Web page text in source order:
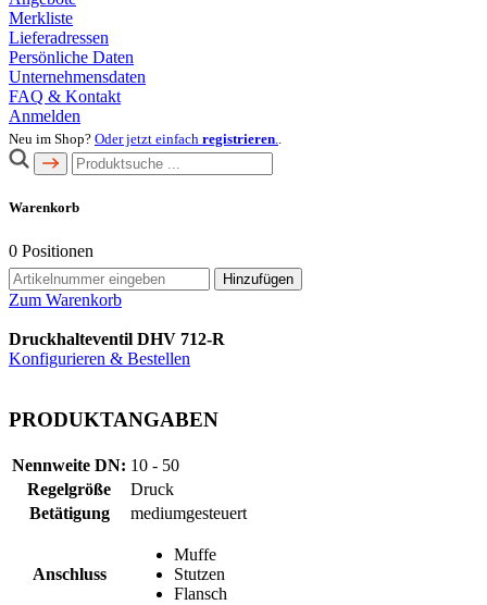
Merkliste
Lieferadressen
Persönliche Daten
Unternehmensdaten
FAQ & Kontakt
Anmelden
Neu im Shop? Oder jetzt einfach registrieren..
Warenkorb
0 Positionen
Hinzufügen
Zum Warenkorb
Druckhalteventil DHV 712-R
Konfigurieren & Bestellen
PRODUKTANGABEN
Nennweite DN: 10 - 50
Regelgröße
Druck
Betätigung
mediumgesteuert
Anschluss
Muffe
Stutzen
Flansch